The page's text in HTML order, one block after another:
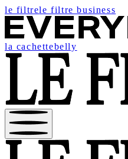
le filtrele filtre business
la cachettebelly